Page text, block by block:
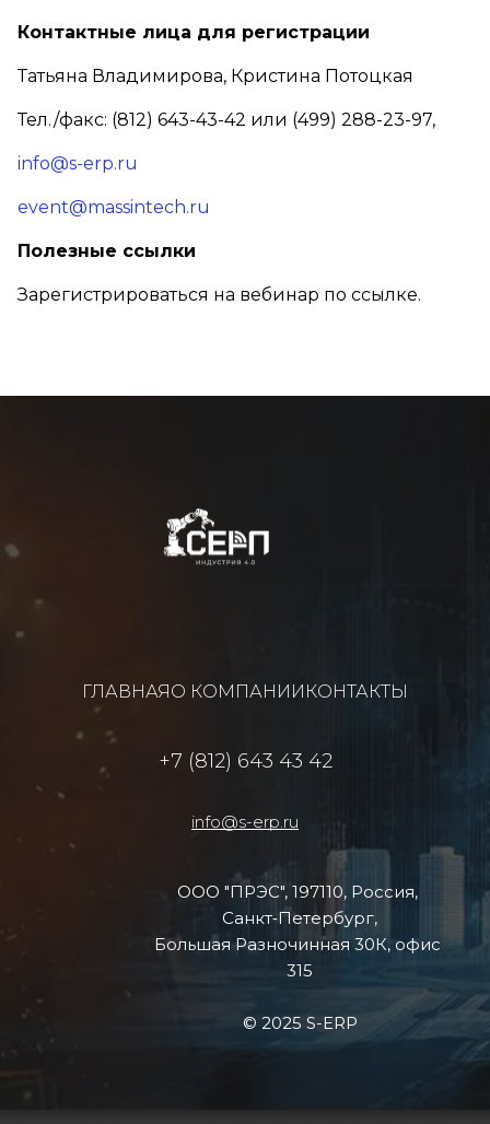
Контактные лица для регистрации
Татьяна Владимирова, Кристина Потоцкая
Тел./факс: (812) 643-43-42 или (499) 288-23-97,
info@s-erp.ru
event@massintech.ru
Полезные ссылки
Зарегистрироваться на вебинар по ссылке.
ГЛАВНАЯО КОМПАНИИ КОНТАКТЫ
+7 (812) 643 43 42
info@s-erp.ru
ООО "ПРЭС", 197110, Россия,
Санкт‑Петербург,
Большая Разночинная 30К, офис
315
© 2025 S-ERP